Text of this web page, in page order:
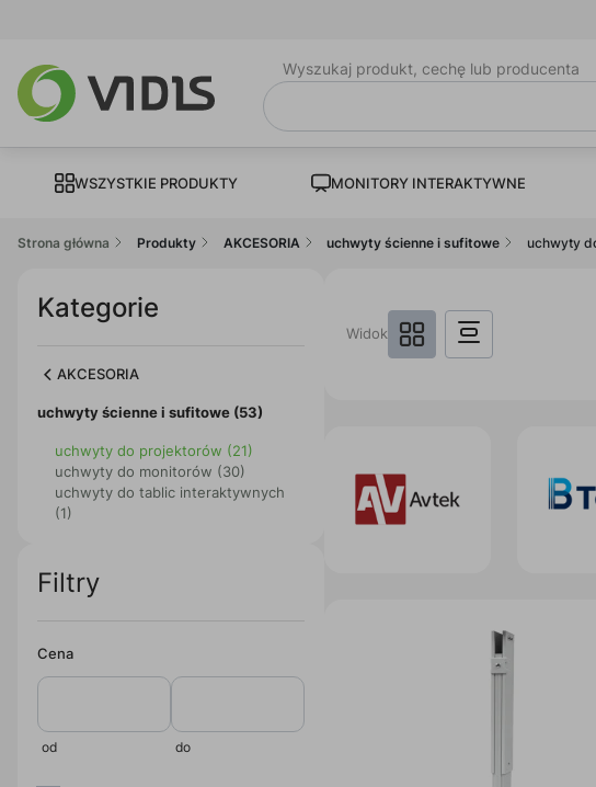
Wyszukaj produkt, cechę lub producenta
WSZYSTKIE PRODUKTY MONITORY INTERAKTYWNE
Strona główna Produkty AKCESORIA uchwyty ścienne i sufitowe uchwyty
Kategorie
AKCESORIA
uchwyty ścienne i sufitowe (53)
uchwyty do projektorów (21)
uchwyty do monitorów (30)
uchwyty do tablic interaktywnych
(1)
Filtry
Cena
od do
Widok